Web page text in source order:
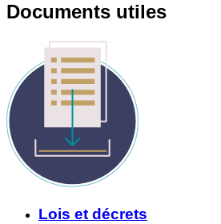
Documents utiles
Lois et décrets